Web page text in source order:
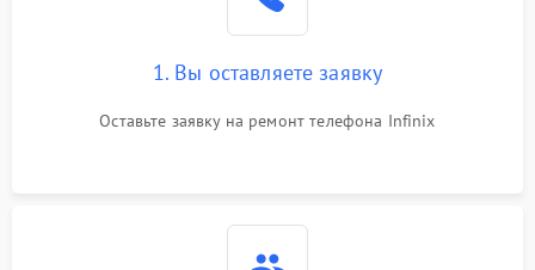
1. Вы оставляете заявку
Оставьте заявку на ремонт телефона Infinix